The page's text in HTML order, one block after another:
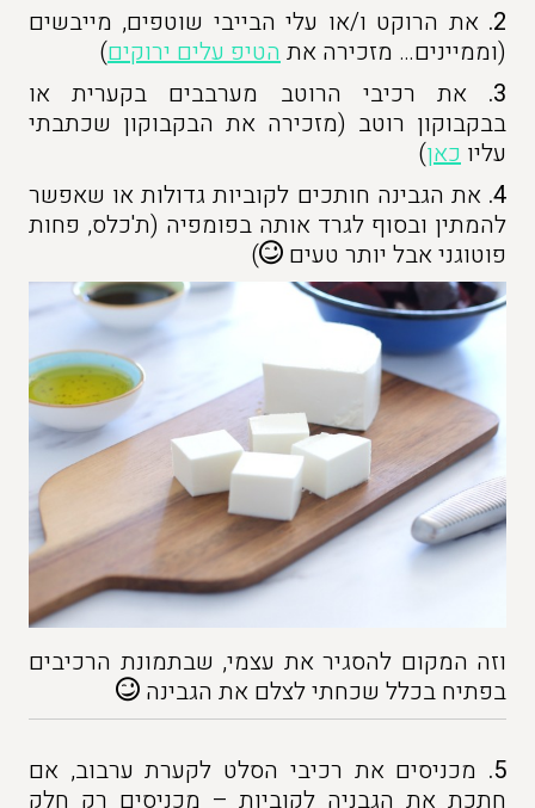
2. את הרוקט ו/או עלי הבייבי שוטפים, מייבשים
(וממיינים… מזכירה אתהטיפ עלים ירוקים)
3.
את רכיבי הרוטב מערבבים בקערית או
בבקבוקון רוטב (מזכירה את הבקבוקון שכתבתי
עליו כאן)
4. את הגבינה חותכים לקוביות גדולות או שאפשר
להמתין ובסוף לגרד אותה בפומפיה (ת'כלס, פחות
פוטוגני אבל יותר טעים
)
וזה המקום להסגיר את עצמי, שבתמונת הרכיבים
בפתיח בכלל שכחתי לצלם את הגבינה
5.
מכניסים את רכיבי הסלט לקערת ערבוב, אם
חתכת את הגבניה לקוביות – מכניסים רק חלק